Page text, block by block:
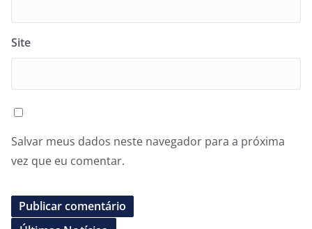
Site
Salvar meus dados neste navegador para a próxima
vez que eu comentar.